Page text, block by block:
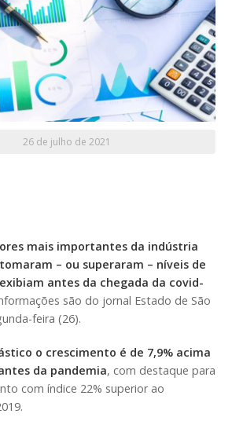
26 de julho de 2021
mais importantes da indústria
– ou superaram – níveis de
antes da chegada da covid-
são do jornal Estado de São
feira (26).
o crescimento é de 7,9% acima
da pandemia, com destaque para
com índice 22% superior ao